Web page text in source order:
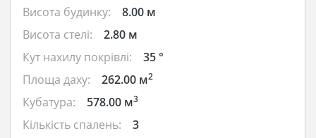
Висота будинку:
8.00 м
Висота стелі:
2.80 м
Кут нахилу покрівлі:
35 °
Площа даху:
262.00 м2
Кубатура: 578.00 м3
Кількість спалень: 3